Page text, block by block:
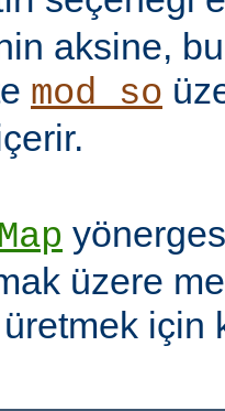
aksine,
mod_so
üzere
için